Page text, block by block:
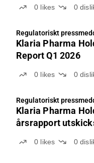
0 likes 0
Regulatoriskt
Klaria Pharma
Report Q1 2026
0 likes 0
Regulatoriskt
Klaria Pharma
årsrapport
0 likes 0